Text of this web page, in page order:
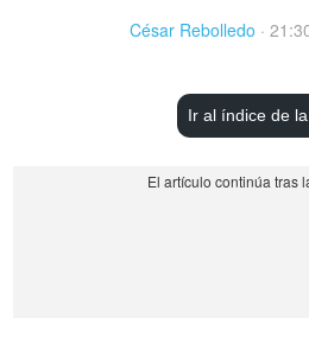
César Rebolledo ·
Ir al índice de